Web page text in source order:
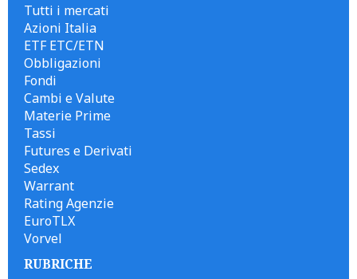
Tutti i mercati
Azioni Italia
ETF ETC/ETN
Obbligazioni
Fondi
Cambi e Valute
Materie Prime
Tassi
Futures e Derivati
Sedex
Warrant
Rating Agenzie
EuroTLX
Vorvel
RUBRICHE